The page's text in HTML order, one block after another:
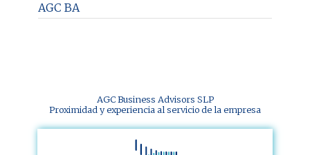
AGC BA
AGC Business Advisors SLP
Proximidad y experiencia al servicio de la empresa